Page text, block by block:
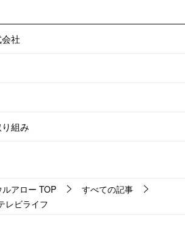
社
組み
アロー TOP
すべての記事
レビライフ